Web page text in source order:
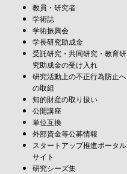
教員・研究者
学術誌
学術振興会
学長研究助成金
受託研究・共同研究・教育研
究助成金の受け入れ
研究活動上の不正行為防止へ
の取組
知的財産の取り扱い
公開講座
単位互換
外部資金等公募情報
スタートアップ推進ポータル
サイト
研究シーズ集